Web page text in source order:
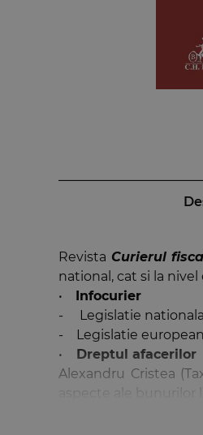
Revista Curierul
national, cat si la
• Infocurier
- Legislatie nationala
- Legislatie
•
Dreptul afacerilor
Alexandru Cristea
Noile reguli de